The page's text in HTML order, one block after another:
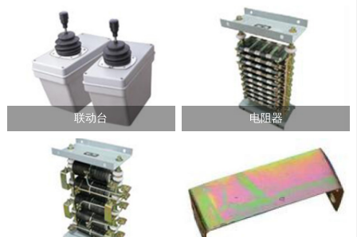
联动台 电阻器